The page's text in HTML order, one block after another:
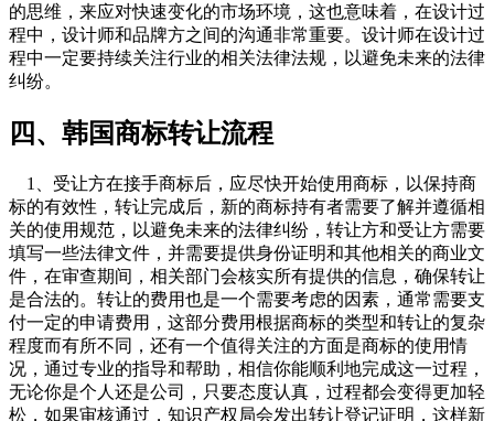
的思维，来应对快速变化的市场环境，这也意味着，在设计过
程中，设计师和品牌方之间的沟通非常重要。设计师在设计过
程中一定要持续关注行业的相关法律法规，以避免未来的法律
纠纷。
四、韩国商标转让流程
1、受让方在接手商标后，应尽快开始使用商标，以保持商
标的有效性，转让完成后，新的商标持有者需要了解并遵循相
关的使用规范，以避免未来的法律纠纷，转让方和受让方需要
填写一些法律文件，并需要提供身份证明和其他相关的商业文
件，在审查期间，相关部门会核实所有提供的信息，确保转让
是合法的。转让的费用也是一个需要考虑的因素，通常需要支
付一定的申请费用，这部分费用根据商标的类型和转让的复杂
程度而有所不同，还有一个值得关注的方面是商标的使用情
况，通过专业的指导和帮助，相信你能顺利地完成这一过程，
无论你是个人还是公司，只要态度认真，过程都会变得更加轻
松，如果审核通过，知识产权局会发出转让登记证明，这样新